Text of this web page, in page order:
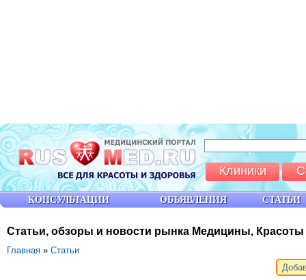
Статьи, обзоры и новости рынка Медицины,
Главная » Статьи
КОНСУЛЬТАЦИИ ОБЪЯВЛЕНИЯ СТАТЬИ
Клиники